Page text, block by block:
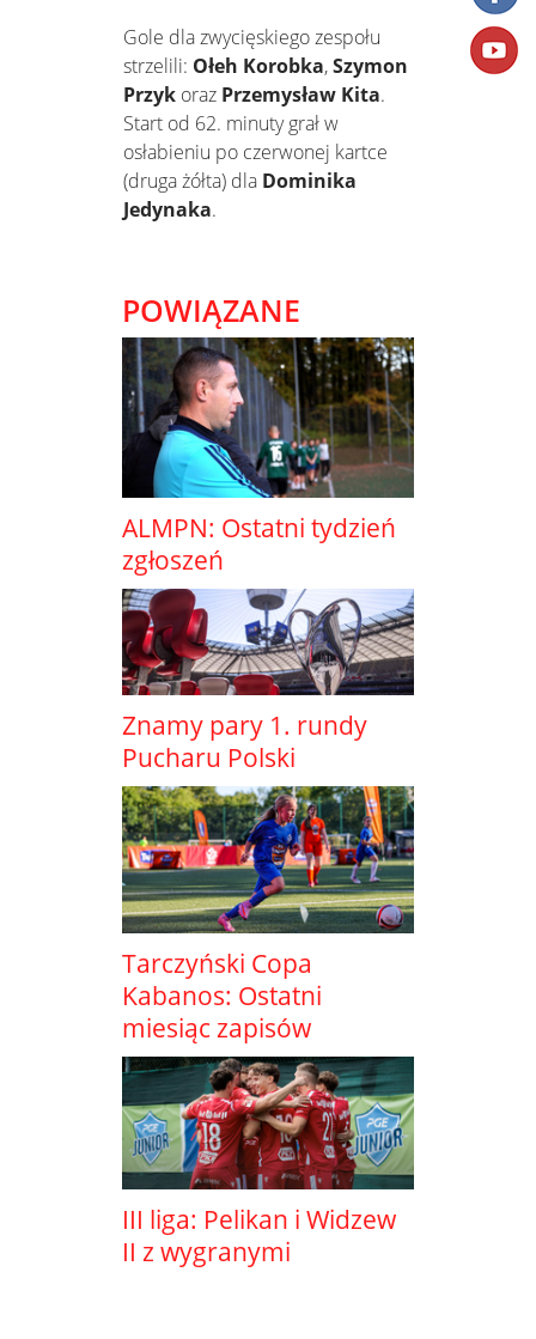
Gole dla zwycięskiego zespołu
strzelili: Ołeh Korobka,Szymon
Przyk oraz Przemysław Kita.
Start od 62. minuty grał w
osłabieniu po czerwonej kartce
(druga żółta) dla Dominika
Jedynaka.
POWIĄZANE
ALMPN: Ostatni tydzień
zgłoszeń
Znamy pary 1. rundy
Pucharu Polski
Tarczyński Copa
Kabanos: Ostatni
miesiąc zapisów
III liga: Pelikan i Widzew
II z wygranymi